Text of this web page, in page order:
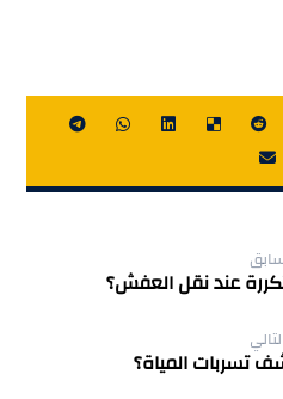
عند نقل العفش؟
تسربات المياة؟